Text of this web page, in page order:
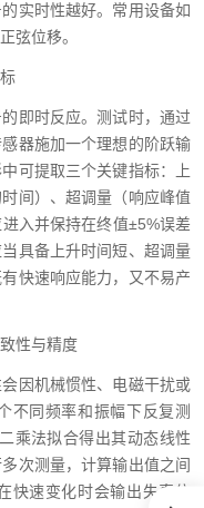
实时性越好。常用设备如
弦位移。
即时反应。测试时，通过
器施加一个理想的阶跃输
可提取三个关键指标：上
间）、超调量（响应峰值
入并保持在终值±5%误差
具备上升时间短、超调量
快速响应能力，又不易产
性与精度
因机械惯性、电磁干扰或
不同频率和振幅下反复测
乘法拟合得出其动态线性
次测量，计算输出值之间
快速变化时会输出失真信